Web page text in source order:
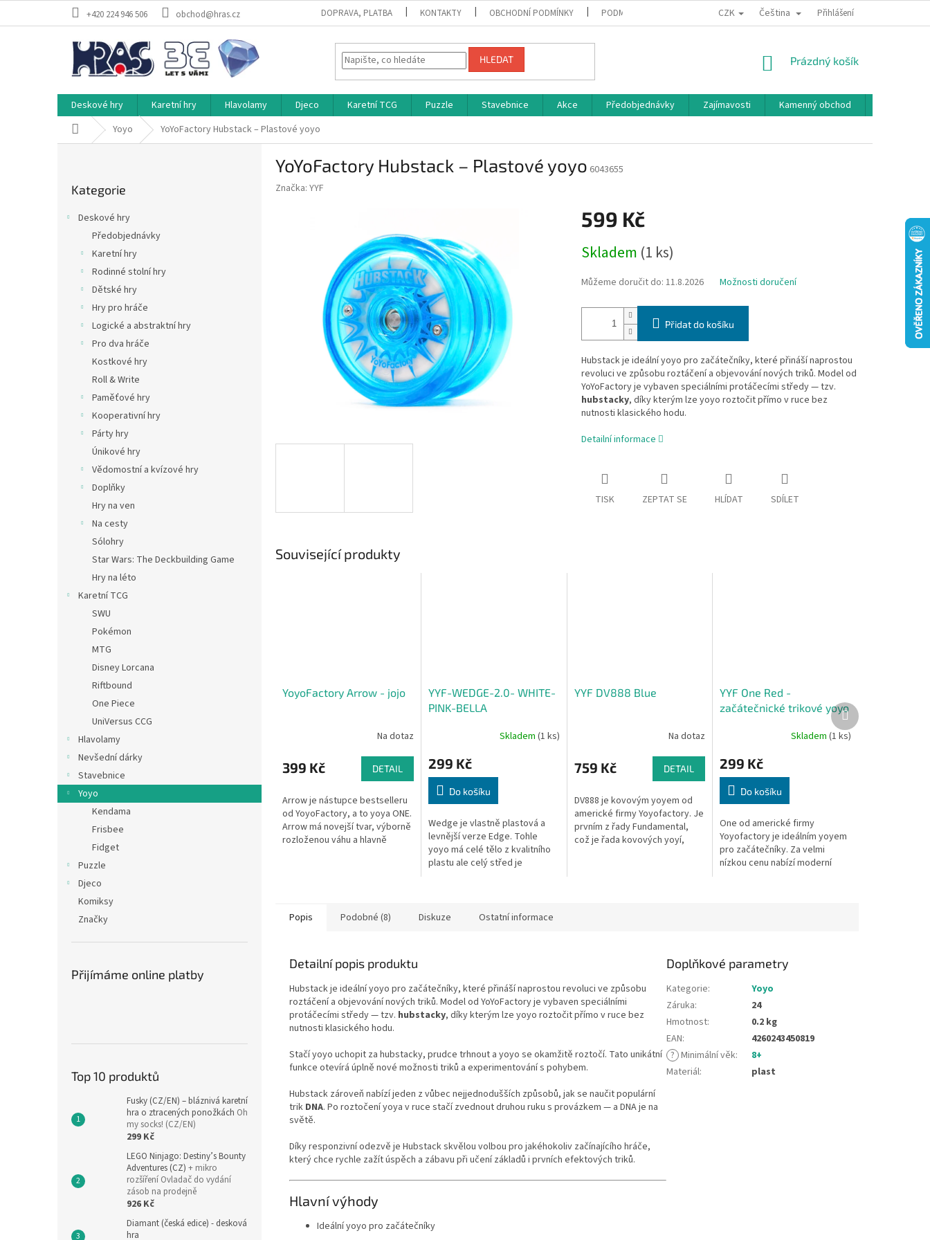
+420 224 946 506 obchod@hras.cz DOPRAVA, PLATBA KONTAKTY OBCHODNÍ PODMÍNKY PODMÍNKY OCHRANY OSOBNÍCH ÚDAJŮ BONUSOVÝ PROGRAM
CZK Čeština Přihlášení
HLEDAT
NÁKUPNÍ
Prázdný košík
Deskové hry Karetní hry Hlavolamy Djeco Karetní TCG Puzzle Stavebnice Akce Předobjednávky Zajímavosti Kamenný obchod
Domů Yoyo YoYoFactory Hubstack – Plastové yoyo
kategorie
Kategorie
Deskové hry
Předobjednávky
Karetní hry
Rodinné stolní hry
Dětské hry
Hry pro hráče
Logické a abstraktní hry
Pro dva hráče
Kostkové hry
Roll & Write
Paměťové hry
Kooperativní hry
Párty hry
Únikové hry
Vědomostní a kvízové hry
Doplňky
Hry na ven
Na cesty
Sólohry
Star Wars: The Deckbuilding Game
Hry na léto
Karetní TCG
SWU
Pokémon
MTG
Disney Lorcana
Riftbound
One Piece
UniVersus CCG
Hlavolamy
Nevšední dárky
Stavebnice
Yoyo
Kendama
Frisbee
Fidget
Puzzle
Djeco
Komiksy
Značky
Přijímáme online platby
Top 10 produktů
Fusky (CZ/EN) – bláznivá karetní
hra o ztracených ponožkách Oh
my socks! (CZ/EN)
299 Kč
LEGO Ninjago: Destiny’s Bounty
Adventures (CZ) + mikro
rozšíření Ovladač do vydání
zásob na prodejně
926 Kč
Diamant (česká edice) - desková
hra
YoYoFactory Hubstack – Plastové yoyo 6043655
Značka: YYF
599 Kč
cena:
Skladem (1 ks)
Můžeme doručit do: 11.8.2026 Možnosti doručení
Přidat do košíku
Hubstack je ideální yoyo pro začátečníky, které přináší naprostou
revoluci ve způsobu roztáčení a objevování nových triků. Model od
YoYoFactory je vybaven speciálními protáčecími středy — tzv.
hubstacky, díky kterým lze yoyo roztočit přímo v ruce bez
nutnosti klasického hodu.
Detailní informace
TISK ZEPTAT SE HLÍDAT SDÍLET
Související produkty
YoyoFactory Arrow - jojo
Na dotaz
399 Kč DETAIL
Arrow je nástupce bestselleru
od YoyoFactory, a to yoya ONE.
Arrow má novejší tvar, výborně
rozloženou váhu a hlavně
YYF-WEDGE-2.0- WHITE-
PINK-BELLA
Skladem (1 ks)
299 Kč
Do košíku
Wedge je vlastně plastová a
levnější verze Edge. Tohle
yoyo má celé tělo z kvalitního
plastu ale celý střed je
YYF DV888 Blue
Na dotaz
759 Kč DETAIL
DV888 je kovovým yoyem od
americké firmy Yoyofactory. Je
prvním z řady Fundamental,
což je řada kovových yoyí,
YYF One Red -
začátečnické trikové yoyo
Skladem (1 ks)
299 Kč
Do košíku
One od americké firmy
Yoyofactory je ideálním yoyem
pro začátečníky. Za velmi
nízkou cenu nabízí moderní
Další
produkt
Popis Podobné (8) Diskuze Ostatní informace
Detailní popis produktu
Hubstack je ideální yoyo pro začátečníky, které přináší naprostou revoluci ve způsobu
roztáčení a objevování nových triků. Model od YoYoFactory je vybaven speciálními
protáčecími středy — tzv. hubstacky, díky kterým lze yoyo roztočit přímo v ruce bez
nutnosti klasického hodu.
Stačí yoyo uchopit za hubstacky, prudce trhnout a yoyo se okamžitě roztočí. Tato unikátní
funkce otevírá úplně nové možnosti triků a experimentování s pohybem.
Hubstack zároveň nabízí jeden z vůbec nejjednodušších způsobů, jak se naučit populární
trik DNA. Po roztočení yoya v ruce stačí zvednout druhou ruku s provázkem — a DNA je na
světě.
Díky responzivní odezvě je Hubstack skvělou volbou pro jakéhokoliv začínajícího hráče,
který chce rychle zažít úspěch a zábavu při učení základů i prvních efektových triků.
Hlavní výhody
Ideální yoyo pro začátečníky
Doplňkové parametry
Kategorie:
Yoyo
Záruka:
24
Hmotnost:
0.2 kg
EAN:
4260243450819
? Minimální věk:
8+
Materiál: plast